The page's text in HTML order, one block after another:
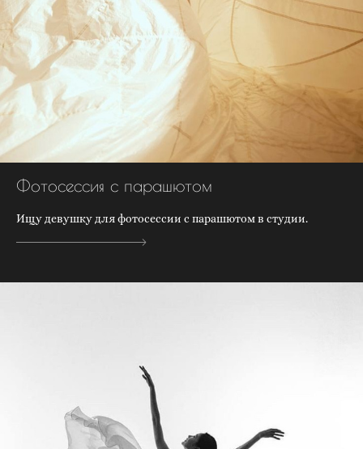
Фотосессия с парашютом
Ищу девушку для фотосессии с парашютом в студии.